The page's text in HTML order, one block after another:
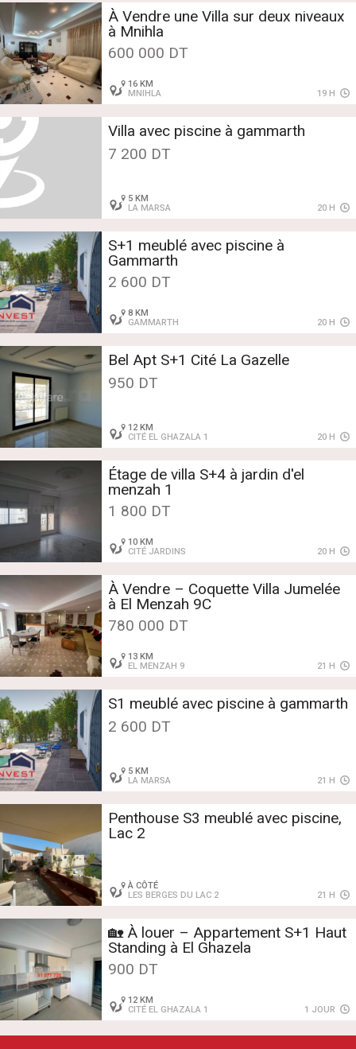
À Vendre une Villa sur deux niveaux
à Mnihla
600 000 DT
16 KM
MNIHLA
19 H
Villa avec piscine à gammarth
7 200 DT
5 KM
LA MARSA
20 H
S+1 meublé avec piscine à
Gammarth
2 600 DT
8 KM
GAMMARTH
20 H
Bel Apt S+1 Cité La Gazelle
950 DT
12 KM
CITÉ EL GHAZALA 1
20 H
Étage de villa S+4 à jardin d'el
menzah 1
1 800 DT
10 KM
CITÉ JARDINS
20 H
À Vendre – Coquette Villa Jumelée
à El Menzah 9C
780 000 DT
13 KM
EL MENZAH 9
21 H
S1 meublé avec piscine à gammarth
2 600 DT
5 KM
LA MARSA
21 H
Penthouse S3 meublé avec piscine,
Lac 2
À CÔTÉ
LES BERGES DU LAC 2
21 H
🏡 À louer – Appartement S+1 Haut
Standing à El Ghazela
900 DT
12 KM
CITÉ EL GHAZALA 1
1 JOUR